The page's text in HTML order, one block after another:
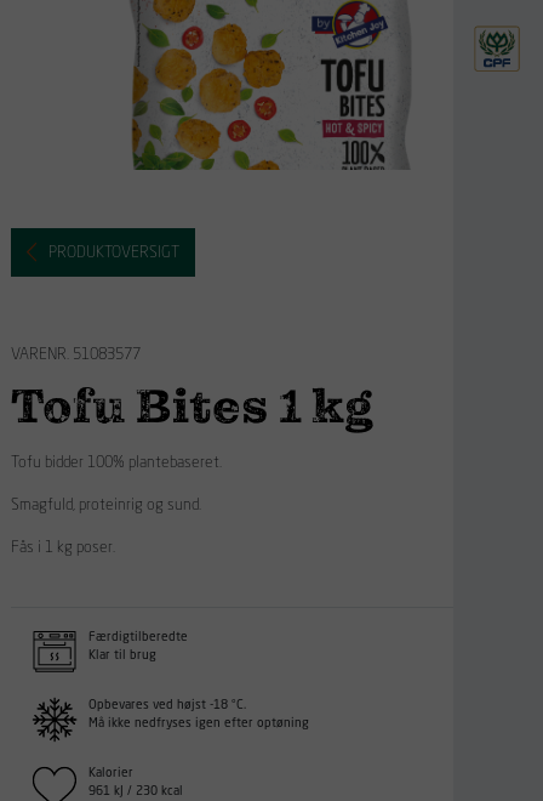
PRODUKTOVERSIGT
VARENR. 51083577
Tofu Bites 1 kg
Tofu bidder 100% plantebaseret.
Smagfuld, proteinrig og sund.
Fås i 1 kg poser.
Færdigtilberedte
Klar til brug
Opbevares ved højst -18 °C.
Må ikke nedfryses igen efter optøning
Kalorier
961 kJ / 230 kcal